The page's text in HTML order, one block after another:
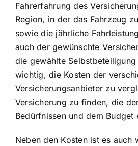
Fahrerfahrung des
Region, in der das Fahrzeug
sowie die jährliche
auch der gewünschte
die gewählte
wichtig, die Kosten der
Versicherungsanbieter zu
Versicherung zu finden, die
Bedürfnissen und dem Budget
Neben den Kosten ist es auch